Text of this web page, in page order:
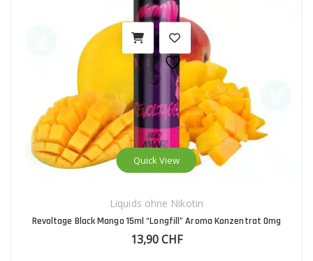
Quick View
Liquids ohne Nikotin
Revoltage Black Mango 15ml “Longfill” Aroma Konzentrat 0mg
13,90CHF